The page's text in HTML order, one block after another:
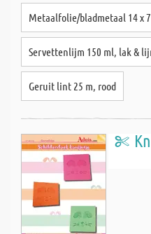
Metaalfolie/bladmetaal 14 x
Servettenlijm 150 ml, lak &
Geruit lint 25 m, rood